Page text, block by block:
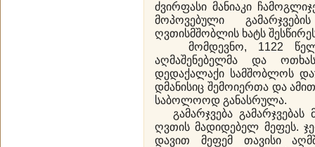
ძვირფასი მანიაკი
მოპოვებული
ღვთისმშობლის ხატს
მომდევნო, 1122
აღმაშენებელმა და
დედაქალაქი სამშობლოს
დმანისიც შემოიერთა და
საბოლოოდ განასრულა.
გამარჯვება
ღვთის მადიდებელ მეფეს.
დავით მეფემ თავისი